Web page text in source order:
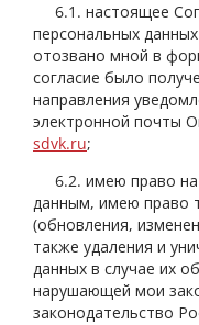
6.1. настоящее
персональных
отозвано мной в
согласие было
направления
электронной почты
sdvk.ru;
6.2. имею право
данным, имею право
(обновления,
также удаления и
данных в случае их
нарушающей мои
законодательство